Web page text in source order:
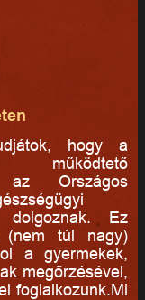
hogy a
működtető
az Országos
dolgoznak. Ez
(nem túl nagy)
a gyermekek,
megőrzésével,
foglalkozunk.Mi